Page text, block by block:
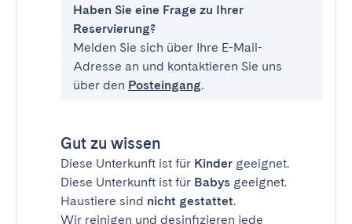
Haben Sie eine Frage zu Ihrer
Reservierung?
Melden Sie sich über Ihre E-Mail-
Adresse an und kontaktieren Sie uns
über den Posteingang.
Gut zu wissen
Diese Unterkunft ist für Kinder geeignet.
Diese Unterkunft ist für Babys geeignet.
Haustiere sind nicht gestattet.
Wir reinigen und desinfizieren jede